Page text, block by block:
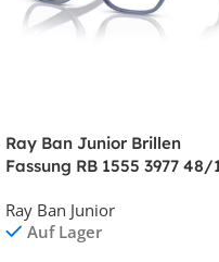
Ray Ban Junior Brillen
Fassung RB 1555 3977 48/
Ray Ban Junior
Auf Lager